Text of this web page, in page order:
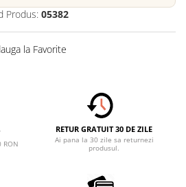
Produs: 05382
la Favorite
RETUR GRATUIT 30 DE ZILE
Ai pana la 30 zile sa returnezi
produsul.